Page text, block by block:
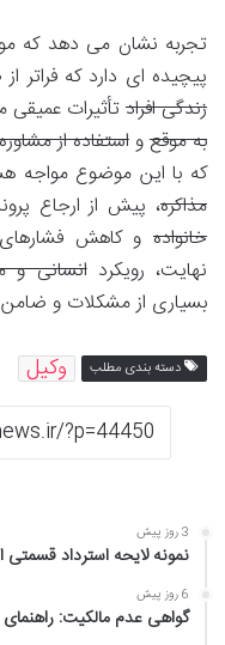
تجربه نشان می دهد که
پیچیده ای دارد که
زندگی افرادتأثیرات عمیقی
به موقعواستفاده از
که با این موضوع مواجه
مذاکره، پیش از ارجاع
خانواده و کاهش
نهایت، رویکردانسانی و
بسیاری از مشکلات و ضامن
دسته بندی مطلب وکیل
3 روز پیش
نمونه لایحه استرداد قسمتی
6 روز پیش
گواهی عدم مالکیت: